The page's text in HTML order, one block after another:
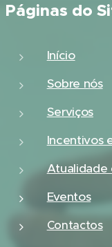
Páginas do
Início
Sobre nós
Serviços
Incentivos
Atualidade
Eventos
Contactos